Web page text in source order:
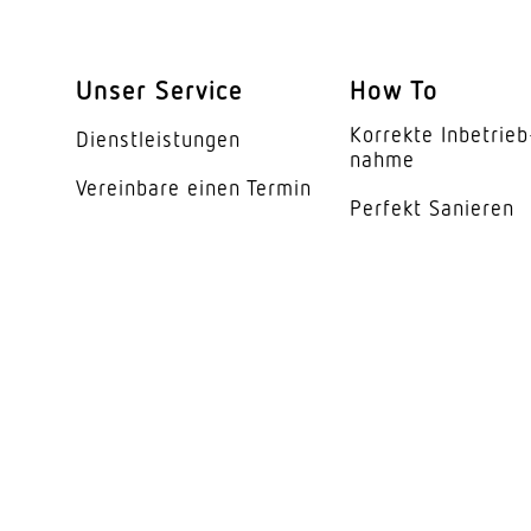
Unser Service
Dienst­leis­tungen
Vereinbare einen Termin
How To
Korrekte
nahme
Perfekt Sanieren